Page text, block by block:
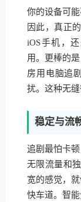
你的设备可
因此，真正
iOS手机，
用。更棒的
房用电脑追
扰。这种无
稳定与流
追剧最怕卡
无限流量和
宽的感觉，
快车道。智